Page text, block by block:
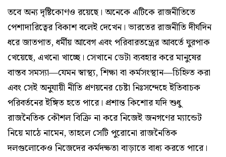
তবে অন্য দৃষ্টিকোণও রয়েছে। অনেকে এটিকে রাজনীতিতে
পেশাদারিত্বের বিকাশ বলেই দেখেন। ভারতের রাজনীতি দীর্ঘদিন
ধরে জাতপাত, ধর্মীয় আবেগ এবং পরিবারতন্ত্রের আবর্তে ঘুরপাক
খেয়েছে, এখনো খাচ্ছে। সেখানে ডেটা ব্যবহার করে মানুষের
বাস্তব সমস্যা—যেমন স্বাস্থ্য, শিক্ষা বা কর্মসংস্থান—চিহ্নিত করা
এবং সেই অনুযায়ী নীতি প্রণয়নের চেষ্টা নিঃসন্দেহে ইতিবাচক
পরিবর্তনের ইঙ্গিত হতে পারে। প্রশান্ত কিশোর যদি শুধু
রাজনৈতিক কৌশল বিক্রি না করে নিজেই জনগণের ম্যান্ডেট
নিয়ে মাঠে নামেন, তাহলে সেটি পুরোনো রাজনৈতিক
দলগুলোকেও নিজেদের কর্মদক্ষতা বাড়াতে বাধ্য করতে পারে।